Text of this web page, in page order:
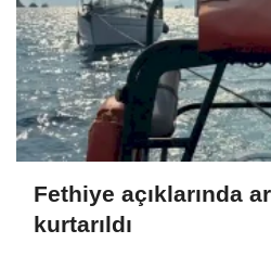
Fethiye açıklarında
kurtarıldı